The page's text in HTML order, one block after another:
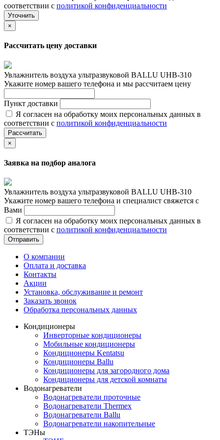
соответствии с политикой конфиденциальности
Уточнить
×
Рассчитать цену доставки
Увлажнитель воздуха ультразвуковой BALLU UHB-310
Укажите номер вашего телефона и мы рассчитаем цену
Пункт доставки
Я согласен на обработку моих персональных данных в
соответствии с политикой конфиденциальности
Рассчитать
×
Заявка на подбор аналога
Увлажнитель воздуха ультразвуковой BALLU UHB-310
Укажите номер вашего телефона и специалист свяжется с
Вами
Я согласен на обработку моих персональных данных в
соответствии с политикой конфиденциальности
Отправить
О компании
Оплата и доставка
Контакты
Акции
Установка, обслуживание и ремонт
Заказать звонок
Обработка персональных данных
Кондиционеры
Инверторные кондиционеры
Мобильные кондиционеры
Кондиционеры Kentatsu
Кондиционеры Ballu
Кондиционеры для загородного дома
Кондиционеры для детской комнаты
Водонагреватели
Водонагреватели проточные
Водонагреватели Thermex
Водонагреватели Ballu
Водонагреватели накопительные
ТЭНы